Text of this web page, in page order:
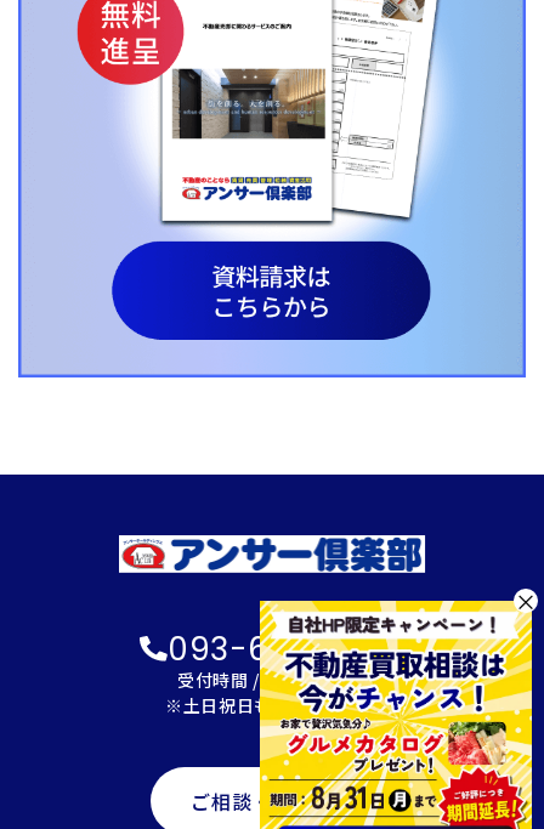
×
093-600-2622
受付時間 / 9:00～18:00
※土日祝日も対応可能です
ご相談・資料請求